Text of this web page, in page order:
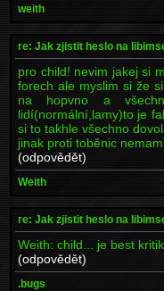
weith
re: Jak zjistit heslo na
pro child! nevim jakej si
forech ale myslim si že
na hopvno a
lidí(normální,lamy)to je
si to takhle všechno
jinak proti toběnic
(odpovědět)
Weith
re: Jak zjistit heslo na
Weith: child... je best
(odpovědět)
.bugs